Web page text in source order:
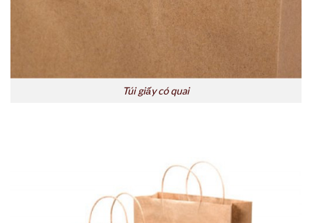
Túi giấy có quai